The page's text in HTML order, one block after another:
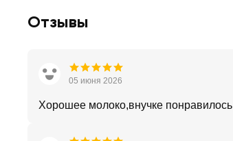
Отзывы
05 июня 2026
Хорошее молоко,внучке понравилось